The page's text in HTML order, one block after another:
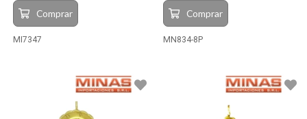
Comprar
MI7347
Comprar
MN834-8P